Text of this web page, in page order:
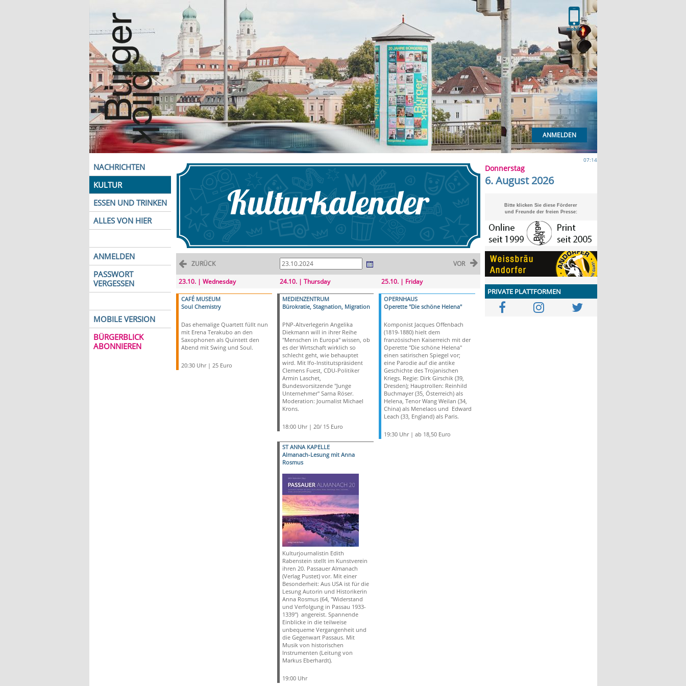
ANMELDEN
NACHRICHTEN
KULTUR
ESSEN UND TRINKEN
ALLES VON HIER
ANMELDEN
PASSWORT
VERGESSEN
MOBILE VERSION
BÜRGERBLICK
ABONNIEREN
ZURÜCK VOR
23.10. | Wednesday
CAFÉ MUSEUM
Soul Chemistry
Das ehemalige Quartett füllt nun
mit Erena Terakubo an den
Saxophonen als Quintett den
Abend mit Swing und Soul.
20:30 Uhr | 25 Euro
24.10. | Thursday
MEDIENZENTRUM
Bürokratie, Stagnation, Migration
PNP-Altverlegerin Angelika
Diekmann will in ihrer Reihe
"Menschen in Europa" wissen, ob
es der Wirtschaft wirklich so
schlecht geht, wie behauptet
wird. Mit Ifo-Institutspräsident
Clemens Fuest, CDU-Politiker
Armin Laschet,
Bundesvorsitzende "Junge
Unternehmer" Sarna Röser.
Moderation: Journalist Michael
Krons.
18:00 Uhr | 20/ 15 Euro
ST ANNA KAPELLE
Almanach-Lesung mit Anna
Rosmus
Kulturjournalistin Edith
Rabenstein stellt im Kunstverein
ihren 20. Passauer Almanach
(Verlag Pustet) vor. Mit einer
Besonderheit: Aus USA ist für die
Lesung Autorin und Historikerin
Anna Rosmus (64, "Widerstand
und Verfolgung in Passau 1933-
1339") angereist. Spannende
Einblicke in die teilweise
unbequeme Vergangenheit und
die Gegenwart Passaus. Mit
Musik von historischen
Instrumenten (Leitung von
Markus Eberhardt).
19:00 Uhr
25.10. | Friday
OPERNHAUS
Operette "Die schöne Helena"
Komponist Jacques Offenbach
(1819-1880) hielt dem
französischen Kaiserreich mit der
Operette "Die schöne Helena"
einen satirischen Spiegel vor;
eine Parodie auf die antike
Geschichte des Trojanischen
Kriegs. Regie: Dirk Girschik (39,
Dresden); Hauptrollen: Reinhild
Buchmayer (35, Österreich) als
Helena, Tenor Wang Weilan (34,
China) als Menelaos und Edward
Leach (33, England) als Paris.
19:30 Uhr | ab 18,50 Euro
07:14
Donnerstag
6. August 2026
Bitte klicken Sie diese Förderer
und Freunde der freien Presse:
PRIVATE PLATTFORMEN